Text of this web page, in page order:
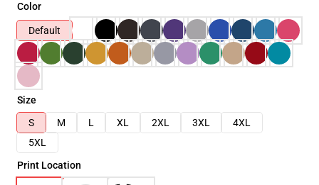
Color
Default
Size
S
M L XL 2XL 3XL
4XL
5XL
Print Location